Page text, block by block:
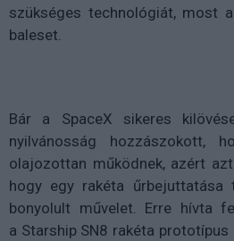
szükséges technológiát, most
baleset.
Bár a SpaceX sikeres
nyilvánosság hozzászokott,
olajozottan működnek, azért
hogy egy rakéta űrbejuttatása
bonyolult művelet. Erre hívta
a Starship SN8 rakéta